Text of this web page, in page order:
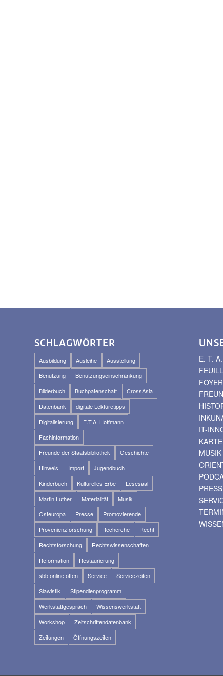
SCHLAGWÖRTER
Ausbildung Ausleihe
Ausstellung
Benutzung
Benutzungseinschränkung
Bilderbuch
Buchpatenschaft
CrossAsia
Datenbank
digitale Lektüretipps
Digitalisierung
E.T.A. Hoffmann
Fachinformation
Freunde der Staatsbibliothek
Geschichte
Hinweis
Import
Jugendbuch
Kinderbuch
Kulturelles Erbe
Lesesaal
Martin Luther
Materialität
Musik
Osteuropa
Presse
Promovierende
Provenienzforschung
Recherche
Recht
Rechtsforschung
Rechtswissenschaften
Reformation
Restaurierung
sbb online offen
Service
Servicezeiten
Slawistik
Stipendienprogramm
Werkstattgespräch
Wissenswerkstatt
Workshop
Zeitschriftendatenbank
Zeitungen
Öffnungszeiten
E. T.
FOYER
IT-
MUSIK